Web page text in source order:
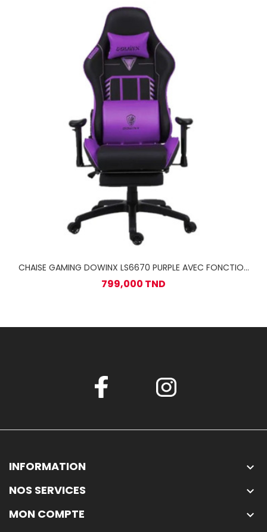
CHAISE GAMING DOWINX LS6670 PURPLE AVEC FONCTION
MASSAGE ET REPOSE PIED
799,000 TND
INFORMATION 
NOS SERVICES 
MON COMPTE 